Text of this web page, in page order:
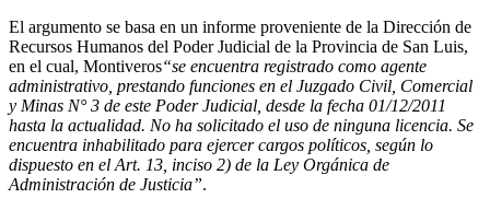
El argumento se basa en un informe proveniente de la Dirección de
Recursos Humanos del Poder Judicial de la Provincia de San Luis,
en el cual, Montiveros“se encuentra registrado como agente
administrativo, prestando funciones en el Juzgado Civil, Comercial
y Minas N° 3 de este Poder Judicial, desde la fecha 01/12/2011
hasta la actualidad. No ha solicitado el uso de ninguna licencia. Se
encuentra inhabilitado para ejercer cargos políticos, según lo
dispuesto en el Art. 13, inciso 2) de la Ley Orgánica de
Administración de Justicia”.